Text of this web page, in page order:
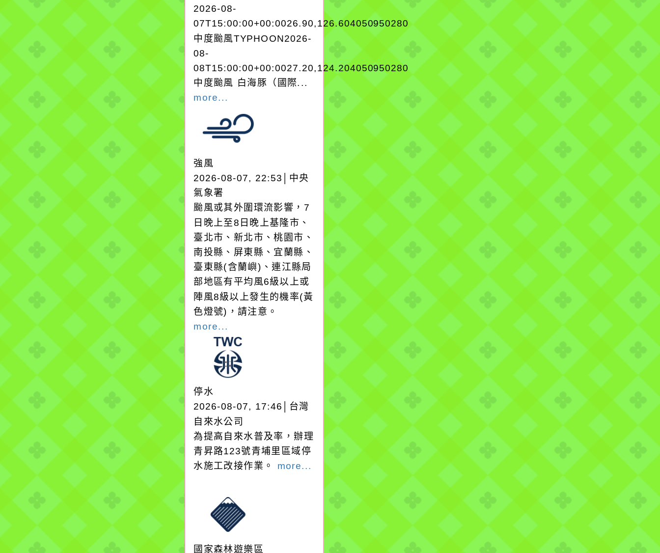
2026-08-
07T15:00:00+00:0026.90,126.604050950280
中度颱風TYPHOON2026-
08-
08T15:00:00+00:0027.20,124.204050950280
中度颱風 白海豚（國際...
more...
強風
2026-08-07, 22:53│中央
氣象署
颱風或其外圍環流影響，7
日晚上至8日晚上基隆市、
臺北市、新北市、桃園市、
南投縣、屏東縣、宜蘭縣、
臺東縣(含蘭嶼)、連江縣局
部地區有平均風6級以上或
陣風8級以上發生的機率(黃
色燈號)，請注意。
more...
停水
2026-08-07, 17:46│台灣
自來水公司
為提高自來水普及率，辦理
青昇路123號青埔里區域停
水施工改接作業。 more...
國家森林遊樂區